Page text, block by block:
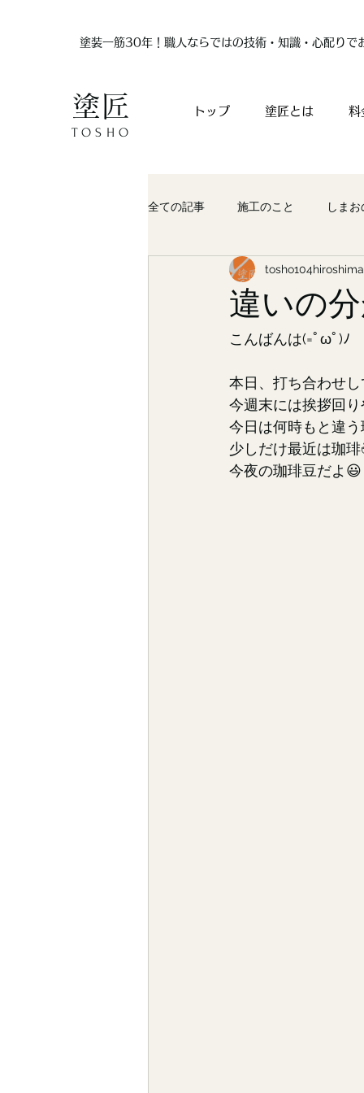
塗匠
TOSHO
トップ 塗匠とは 料
全ての記事 施工のこと しま
違いの
tosho104hiroshima
こんばんは(=ﾟωﾟ)ﾉ
本日、打ち合わせ
今週末には挨拶回
今日は何時もと違
少しだけ最近は珈
今夜の珈琲豆だよ😃
塗装一筋30年！職人ならではの技術・知識・心配りで